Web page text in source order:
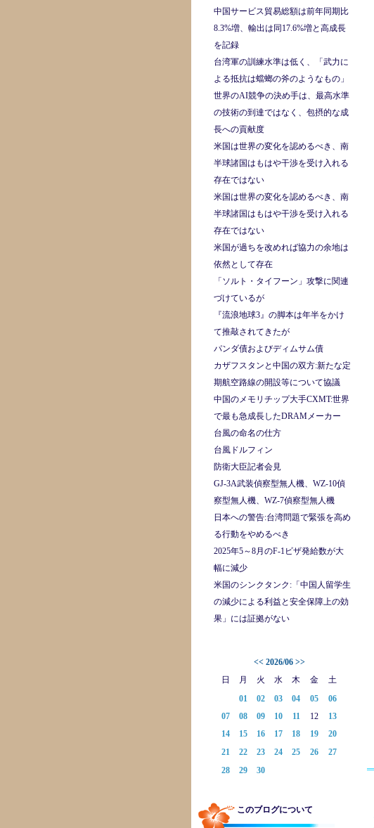
中国サービス貿易総額は前年同期比
8.3%増、輸出は同17.6%増と高成長
を記録
台湾軍の訓練水準は低く、「武力に
よる抵抗は蟷螂の斧のようなもの」
世界のAI競争の決め手は、最高水準
の技術の到達ではなく、包摂的な成
長への貢献度
米国は世界の変化を認めるべき、南
半球諸国はもはや干渉を受け入れる
存在ではない
米国は世界の変化を認めるべき、南
半球諸国はもはや干渉を受け入れる
存在ではない
米国が過ちを改めれば協力の余地は
依然として存在
「ソルト・タイフーン」攻撃に関連
づけているが
『流浪地球3』の脚本は年半をかけ
て推敲されてきたが
パンダ債およびディムサム債
カザフスタンと中国の双方:新たな定
期航空路線の開設等について協議
中国のメモリチップ大手CXMT:世界
で最も急成長したDRAMメーカー
台風の命名の仕方
台風ドルフィン
防衛大臣記者会見
GJ-3A武装偵察型無人機、WZ-10偵
察型無人機、WZ-7偵察型無人機
日本への警告:台湾問題で緊張を高め
る行動をやめるべき
2025年5～8月のF-1ビザ発給数が大
幅に減少
米国のシンクタンク:「中国人留学生
の減少による利益と安全保障上の効
果」には証拠がない
<< 2026/06 >>
日
月 火 水 木 金
土
01
02 03 04 05
06
07
08 09 10 11 12
13
14
15 16 17 18 19
20
21
22 23 24 25 26
27
28
29 30
このブログについて